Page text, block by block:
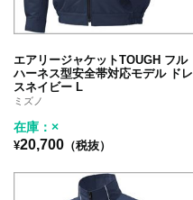
エアリージャケットTOUGH フル
ハーネス型安全帯対応モデル ドレ
スネイビー L
ミズノ
在庫：×
¥20,700 （税抜）